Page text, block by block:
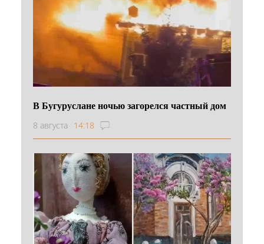
В Бугуруслане ночью загорелся частный дом
8 августа 14:18